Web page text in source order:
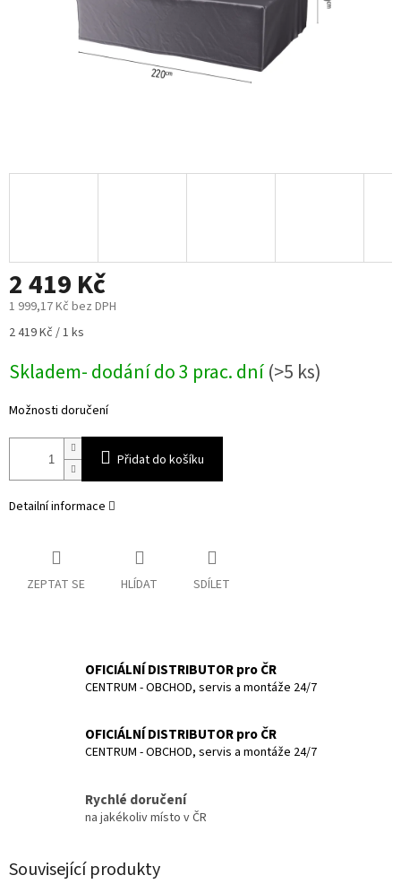
2 419 Kč
1 999,17 Kč bez DPH
Měrná
2 419 Kč / 1 ks
Skladem- dodání do 3 prac. dní(>5 ks)
Možnosti doručení
Přidat do košíku
Detailní informace
ZEPTAT SE HLÍDAT SDÍLET
OFICIÁLNÍ DISTRIBUTOR pro ČR
CENTRUM - OBCHOD, servis a montáže 24/7
OFICIÁLNÍ DISTRIBUTOR pro ČR
CENTRUM - OBCHOD, servis a montáže 24/7
Rychlé doručení
na jakékoliv místo v ČR
Související produkty